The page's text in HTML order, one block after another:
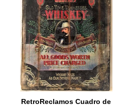
RetroReclamos Cuadro de